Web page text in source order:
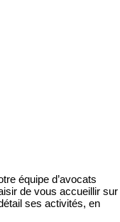
équipe d’avocats
de vous accueillir sur
ses activités, en